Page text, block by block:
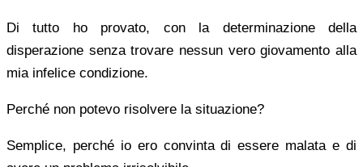
Di tutto ho provato, con la determinazione della
disperazione senza trovare nessun vero giovamento alla
mia infelice condizione.
Perché non potevo risolvere la situazione?
Semplice, perché io ero convinta di essere malata e di